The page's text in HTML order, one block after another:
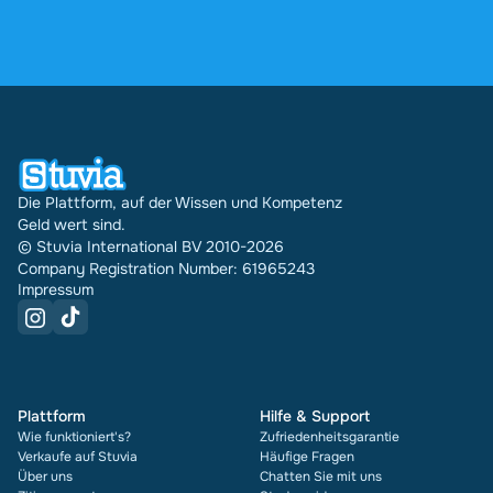
Die Plattform, auf der Wissen und Kompetenz
Geld wert sind.
© Stuvia International BV 2010-2026
Company Registration Number: 61965243
Impressum
Plattform
Wie funktioniert's?
Verkaufe auf Stuvia
Über uns
Hilfe & Support
Zufriedenheitsgarantie
Häufige Fragen
Chatten Sie mit uns